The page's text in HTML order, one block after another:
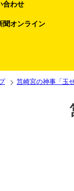
合わせ
聞オンライン
筥崎宮の神事「玉